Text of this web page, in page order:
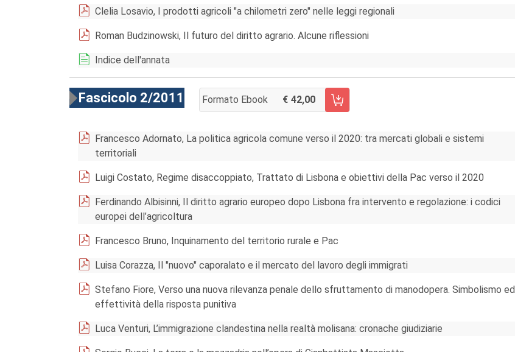
Clelia Losavio, I prodotti agricoli "a chilometri zero" nelle leggi regionali
Roman Budzinowski, Il futuro del diritto agrario. Alcune riflessioni
Indice dell'annata
Fascicolo 2/2011 Formato Ebook 42,00
AGGIUNGI AL CARRELLO FASCICOLO 2/2011
Francesco Adornato, La politica agricola comune verso il 2020: tra mercati globali e sistemi
territoriali
Luigi Costato, Regime disaccoppiato, Trattato di Lisbona e obiettivi della Pac verso il 2020
Ferdinando Albisinni, Il diritto agrario europeo dopo Lisbona fra intervento e regolazione: i codici
europei dell’agricoltura
Francesco Bruno, Inquinamento del territorio rurale e Pac
Luisa Corazza, Il "nuovo" caporalato e il mercato del lavoro degli immigrati
Stefano Fiore, Verso una nuova rilevanza penale dello sfruttamento di manodopera. Simbolismo ed
effettività della risposta punitiva
Luca Venturi, L’immigrazione clandestina nella realtà molisana: cronache giudiziarie